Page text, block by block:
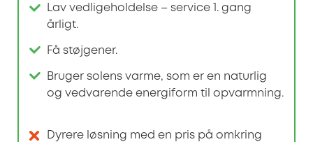
Lav vedligeholdelse – service 1. gang
årligt.
Få støjgener.
Bruger solens varme, som er en naturlig
og vedvarende energiform til opvarmning.
Dyrere løsning med en pris på omkring